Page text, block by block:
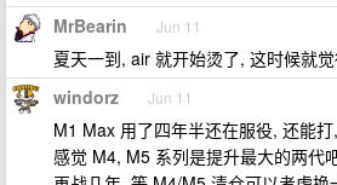
MrBearin Jun 11
夏天一到, air 就开始烫了, 这时候就
windorz Jun 11
M1 Max 用了四年半还在服役, 还能
感觉 M4, M5 系列是提升最大的两代